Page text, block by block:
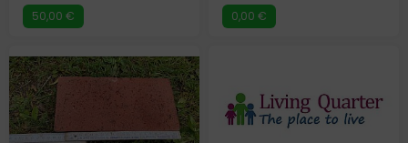
50,00 € 0,00 €